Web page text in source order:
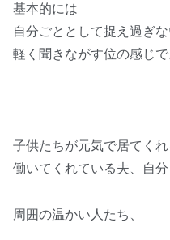
基本的には
自分ごととして捉え過ぎ
軽く聞きながす位の感じで
子供たちが元気で居てくれ
働いてくれている夫、自分
周囲の温かい人たち、